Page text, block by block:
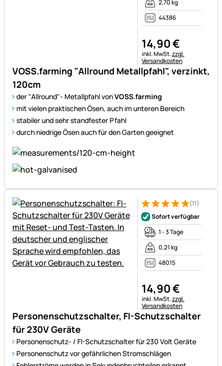
VOSS.farming "Allround Metallpfahl", verzinkt,
120cm
der "Allround"- Metallpfahl vonVOSS.farming
mit vielen praktischen Ösen, auch im unteren Bereich
stabiler und sehr standfester Pfahl
durch niedrige Ösen auch für den Garten geeignet
2,70 kg
44386
14,90€
Steuerhinweis:
inkl. MwSt.zzgl.
Versandkosten
Personenschutzschalter, FI-Schutzschalter
für 230V Geräte
Personenschutz- / FI-Schutzschalter für 230 Volt Geräte
Personenschutz vor gefährlichen Stromschlägen
Bewertung: 5 von 5 (11
11 Bewertungen
(11)
Sofort verfügbar
1 - 3 Tage
0,21 kg
48015
14,90€
Steuerhinweis:
inkl. MwSt.zzgl.
Versandkosten